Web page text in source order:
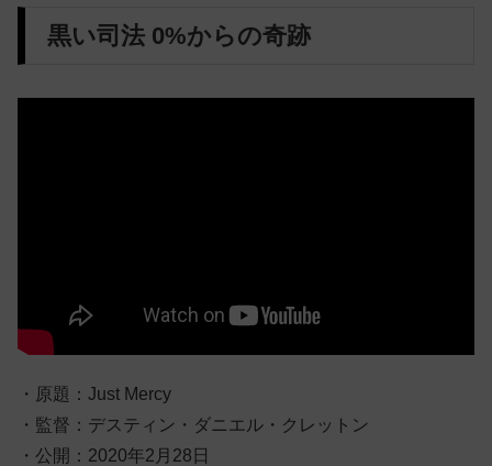
黒い司法 0%からの奇跡
・原題：Just Mercy
・監督：デスティン・ダニエル・クレットン
・公開：2020年2月28日